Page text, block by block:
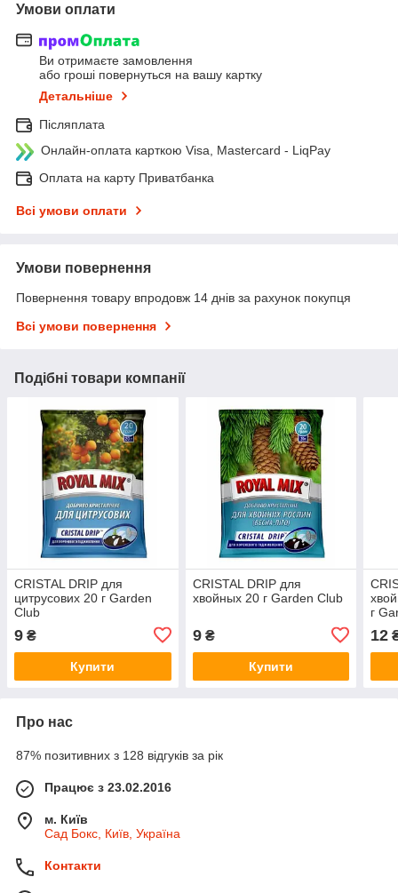
Умови оплати
Ви отримаєте замовлення
або гроші повернуться на вашу картку
Детальніше
Післяплата
Онлайн-оплата карткою Visa, Mastercard - LiqPay
Оплата на карту Приватбанка
Всі умови оплати
Умови повернення
Повернення товару впродовж 14 днів за рахунок покупця
Всі умови повернення
Подібні товари компанії
CRISTAL DRIP для
цитрусових 20 г Garden
Club
9 ₴
Купити
CRISTAL DRIP для
хвойных 20 г Garden Club
9₴
Купити
г
12
Про нас
87% позитивних з 128 відгуків за рік
Працює з 23.02.2016
м. Київ
Сад Бокс, Київ, Україна
Контакти